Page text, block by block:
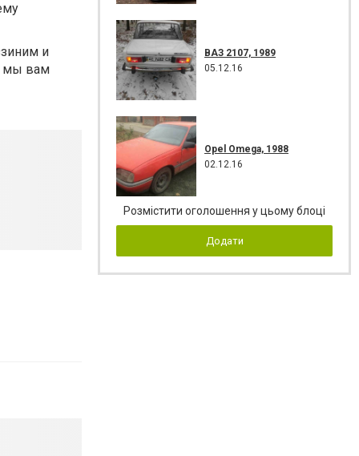
и
мы вам
ВАЗ 2107, 1989
05.12.16
Opel Omega, 1988
02.12.16
Розмістити оголошення у цьому блоці
Додати